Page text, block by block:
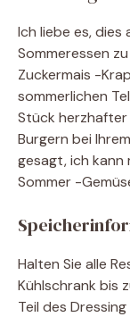
Ich liebe es, dies
Sommeressen
Zuckermais -
sommerlichen
Stück
Burgern bei
gesagt, ich kann
Sommer -
Halten Sie alle
Kühlschrank bis
Teil des